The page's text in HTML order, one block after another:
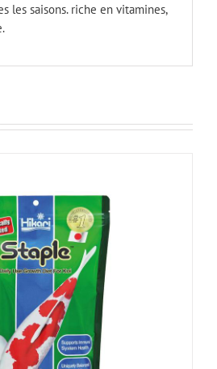
les saisons. riche en vitamines,